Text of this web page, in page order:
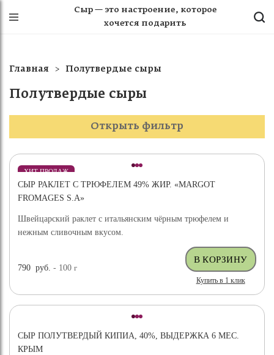
Сыр — это настроение, которое
хочется подарить
Главная Полутвердые сыры
Полутвердые сыры
Открыть фильтр
ХИТ ПРОДАЖ
ВЫБОР ЭКСПЕРТА
СЫР РАКЛЕТ С ТРЮФЕЛЕМ 49% ЖИР. «MARGOT
FROMAGES S.A»
Швейцарский раклет с итальянским чёрным трюфелем и
нежным сливочным вкусом.
790 руб. - 100г
Купить в 1 клик
СЫР ПОЛУТВЕРДЫЙ КИПИА, 40%, ВЫДЕРЖКА 6 МЕС.
КРЫМ